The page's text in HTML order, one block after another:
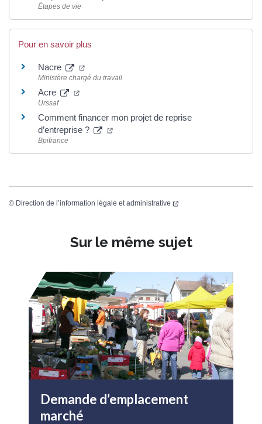
Étapes de vie
Pour en savoir plus
Nacre
Ministère chargé du travail
Acre
Urssaf
Comment financer mon projet de reprise
d’entreprise ?
Bpifrance
© Direction de l’information légale et administrative
Sur le même sujet
Demande d’emplacement
marché